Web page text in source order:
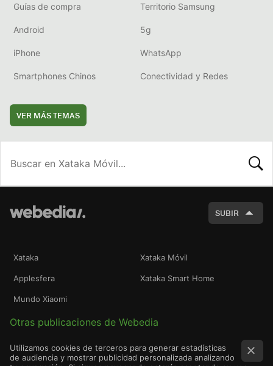
Guías de compra Territorio Samsung
Android 5g
iPhone WhatsApp
Smartphones Chinos Conectividad y Redes
VER MÁS TEMAS
SUBIR
Xataka Xataka Móvil
Applesfera Xataka Smart Home
Mundo Xiaomi
Otras publicaciones de Webedia
Utilizamos cookies de terceros para generar estadísticas
de audiencia y mostrar publicidad personalizada analizando